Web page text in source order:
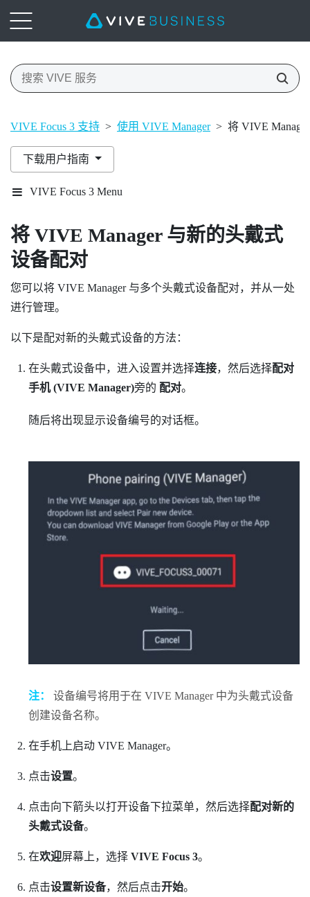
VIVE Focus 3 支持 > 使用 VIVE Manager > 将 VIVE
下载用户指南
VIVE Focus 3 Menu
将 VIVE Manager与新的头戴式
设备配对
您可以将 VIVE Manager与多个头戴式设备配对，并从一处
进行管理。
以下是配对新的头戴式设备的方法：
在头戴式设备中，进入设置并选择连接，然后选择配对
手机 (VIVE Manager)旁的 配对。
随后将出现显示设备编号的对话框。
注： 设备编号将用于在 VIVE Manager中为头戴式设备
创建设备名称。
在手机上启动 VIVE Manager。
点击设置。
点击向下箭头以打开设备下拉菜单，然后选择配对新的
头戴式设备。
在欢迎屏幕上，选择 VIVE Focus 3。
点击设置新设备，然后点击开始。